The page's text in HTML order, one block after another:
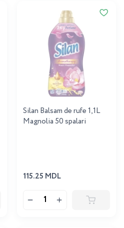
Silan Balsam de rufe 1,1L
Magnolia 50 spalari
115.25 MDL